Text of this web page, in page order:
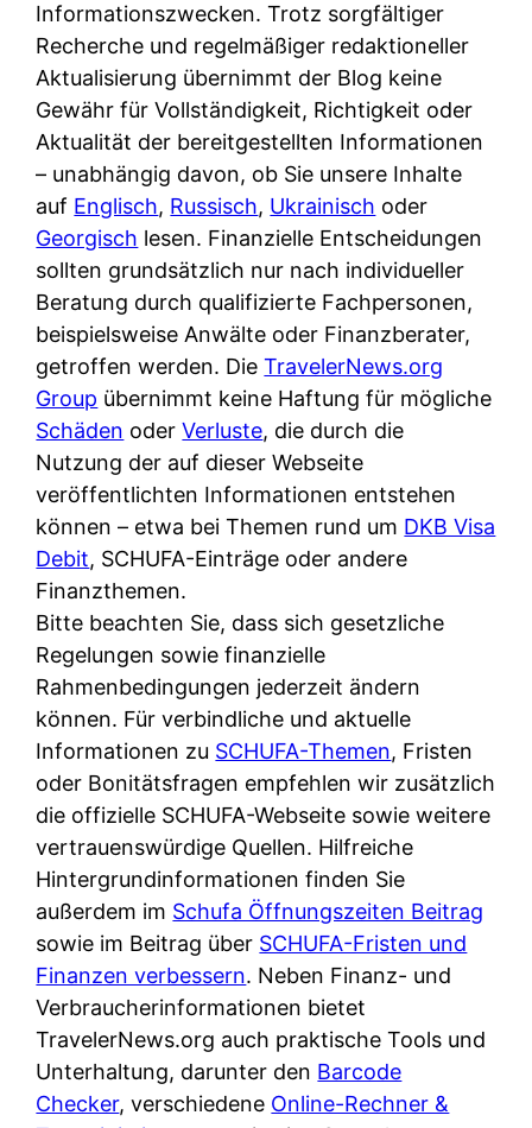
Informationszwecken. Trotz sorgfältiger
Recherche und regelmäßiger redaktioneller
Aktualisierung übernimmt der Blog keine
Gewähr für Vollständigkeit, Richtigkeit oder
Aktualität der bereitgestellten Informationen
– unabhängig davon, ob Sie unsere Inhalte
auf Englisch, Russisch, Ukrainisch oder
Georgisch lesen. Finanzielle Entscheidungen
sollten grundsätzlich nur nach individueller
Beratung durch qualifizierte Fachpersonen,
beispielsweise Anwälte oder Finanzberater,
getroffen werden. DieTravelerNews.org
Group übernimmt keine Haftung für mögliche
Schäden oderVerluste, die durch die
Nutzung der auf dieser Webseite
veröffentlichten Informationen entstehen
können – etwa bei Themen rund um DKB Visa
Debit, SCHUFA-Einträge oder andere
Finanzthemen.
Bitte beachten Sie, dass sich gesetzliche
Regelungen sowie finanzielle
Rahmenbedingungen jederzeit ändern
können. Für verbindliche und aktuelle
Informationen zu SCHUFA-Themen, Fristen
oder Bonitätsfragen empfehlen wir zusätzlich
die offizielle SCHUFA-Webseite sowie weitere
vertrauenswürdige Quellen. Hilfreiche
Hintergrundinformationen finden Sie
außerdem im Schufa Öffnungszeiten Beitrag
sowie im Beitrag über SCHUFA-Fristen und
Finanzen verbessern. Neben Finanz- und
Verbraucherinformationen bietet
TravelerNews.org auch praktische Tools und
Unterhaltung, darunter den Barcode
Checker, verschiedene Online-Rechner &